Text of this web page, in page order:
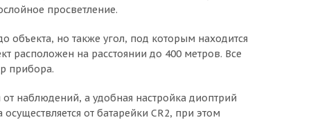
просветление.
объекта, но также угол, под которым находится
расположен на расстоянии до 400 метров. Все
прибора.
наблюдений, а удобная настройка диоптрий
от батарейки CR2, при этом